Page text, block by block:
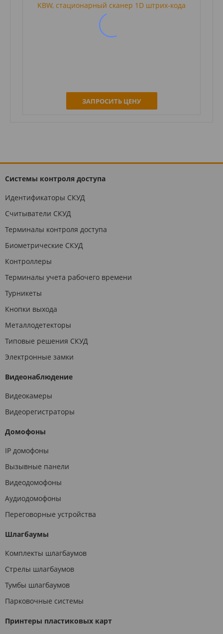
KBW, стационарный сканер 1D штрих-кода
ЗАПРОСИТЬ ЦЕНУ
Системы контроля доступа
Идентификаторы СКУД
Считыватели СКУД
Терминалы контроля доступа
Биометрические СКУД
Контроллеры
Терминалы учета рабочего времени
Турникеты
Кнопки выхода
Металлодетекторы
Типовые решения СКУД
Электронные замки
Видеонаблюдение
Видеокамеры
Видеорегистраторы
Домофоны
IP домофоны
Вызывные панели
Видеодомофоны
Аудиодомофоны
Переговорные устройства
Шлагбаумы
Комплекты шлагбаумов
Стрелы шлагбаумов
Тумбы шлагбаумов
Парковочные системы
Принтеры пластиковых карт